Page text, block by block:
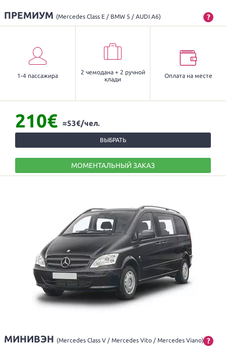
ПРЕМИУМ (Mercedes Class E / BMW 5 / AUDI A6) ?
1-4 пассажира
2 чемодана + 2 ручной
клади
Оплата на месте
210€ ≈53€/чел.
ВЫБРАТЬ
МОМЕНТАЛЬНЫЙ ЗАКАЗ
МИНИВЭН (Mercedes Class V / Mercedes Vito / Mercedes Viano) ?